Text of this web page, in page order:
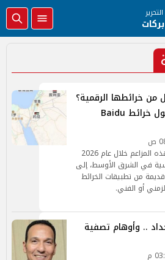
خرائطها الرقمية؟
حقيقة الجدل المتجدد حول خرائط Baidu
يرى مراقبون أن عودة تداول هذه المزاعم خلال عام 2026
في الشرق الأوسط، إلى
من تطبيقات الخرائط
أو الفني.
.. وأوهام تصفية